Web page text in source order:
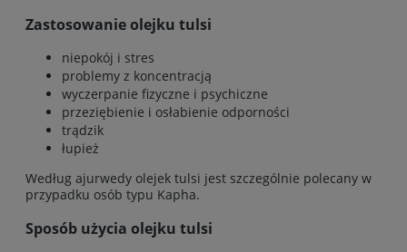
Zastosowanie olejku tulsi
niepokój i stres
problemy z koncentracją
wyczerpanie fizyczne i psychiczne
przeziębienie i osłabienie odporności
trądzik
łupież
Według ajurwedy olejek tulsi jest szczególnie polecany w
przypadku osób typu Kapha.
Sposób użycia olejku tulsi